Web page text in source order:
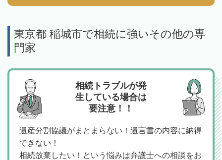
東京都 稲城市で相続に強いその他の専
門家
相続トラブルが発
生している場合は
要注意！！
遺産分割協議がまとまらない！遺言書の内容に納得
できない！
相続放棄したい！という悩みは弁護士への相談をお